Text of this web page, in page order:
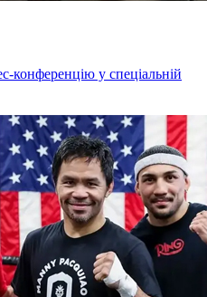
конференцію у спеціальній